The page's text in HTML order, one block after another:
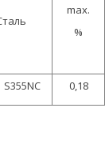
max.
%
S355NC 0,18